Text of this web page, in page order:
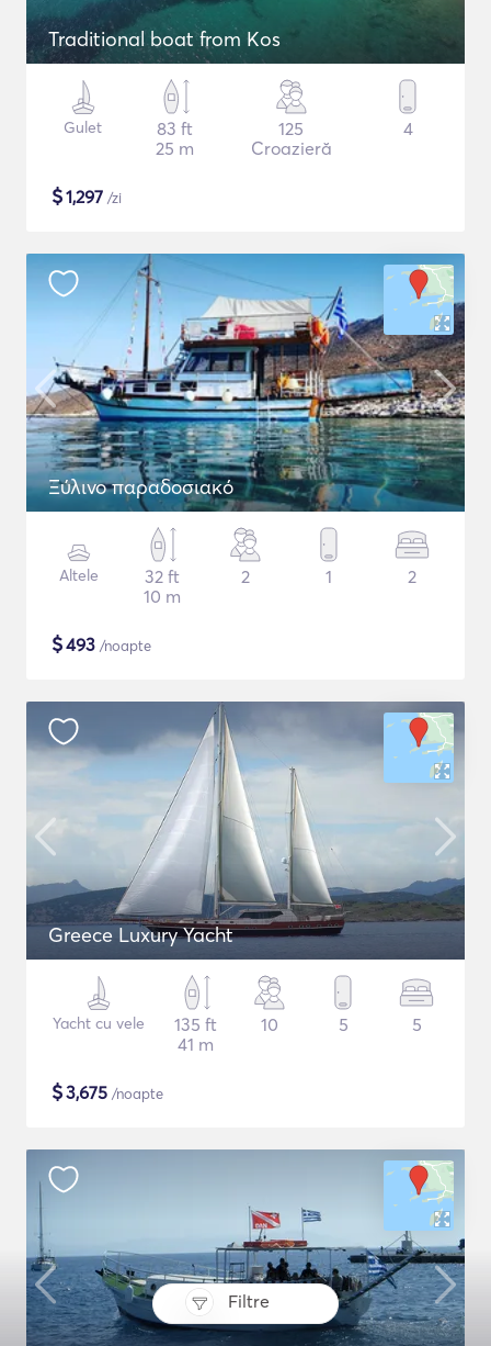
Filtre
Traditional boat from Kos
Gulet
83 ft
25 m
125
Croazieră
4
$1,297 /zi
Ξύλινο παραδοσιακό
Altele
32 ft
10 m
2 1 2
$493 /noapte
Greece Luxury Yacht
Yacht cu vele
135 ft
41 m
10 5 5
$3,675 /noapte